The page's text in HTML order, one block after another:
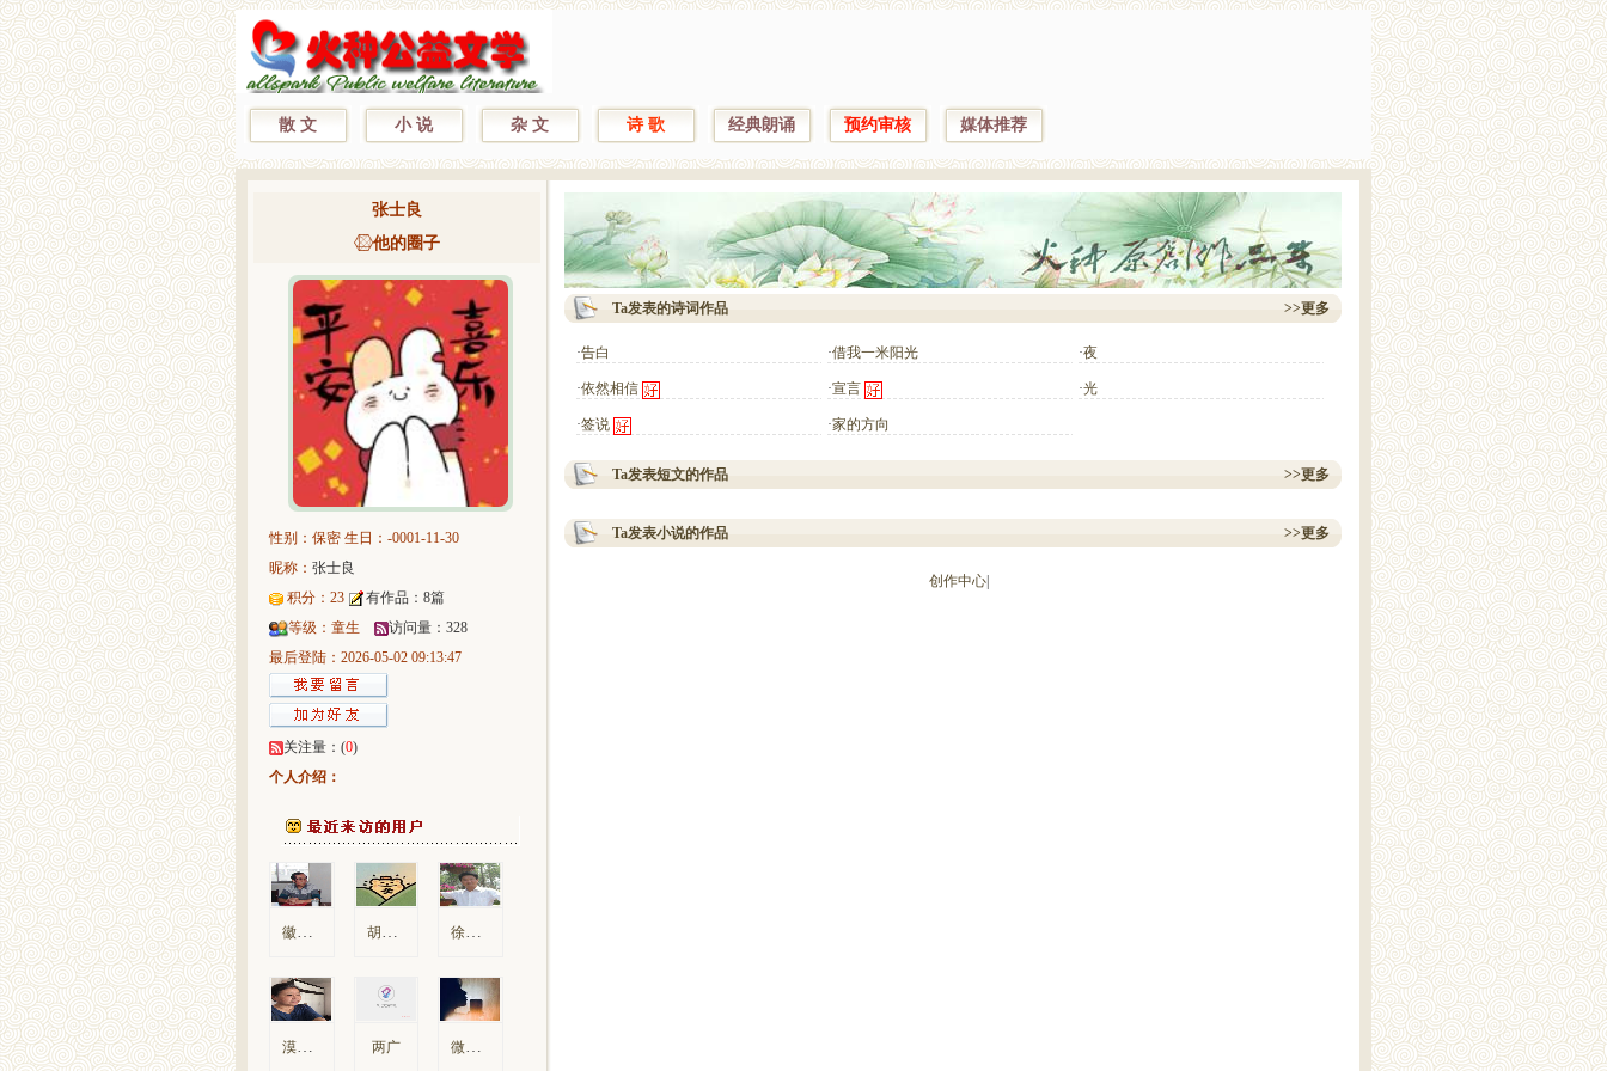
散 文 小 说 杂 文 诗 歌 经典朗诵 预约审核 媒体推荐
张士良
他的圈子
性别：保密生日：-0001-11-30
昵称： 张士良
积分：23
有作品：8篇
等级：童生
访问量：328
最后登陆：2026-05-02 09:13:47
关注量：(0)
个人介绍：
两广
Ta发表的诗词作品 >>更多
·告白 ·借我一米阳光 ·夜
·依然相信 ·宣言 ·光
·签说 ·家的方向
Ta发表短文的作品 >>更多
Ta发表小说的作品 >>更多
创作中心